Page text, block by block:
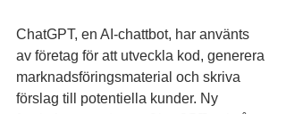
ChatGPT, en AI-chattbot, har använts
av företag för att utveckla kod, generera
marknadsföringsmaterial och skriva
förslag till potentiella kunder. Ny